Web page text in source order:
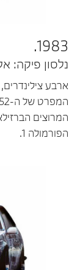
1983.
נלסון פיקה:
המרוצים
הפורמולה 1.